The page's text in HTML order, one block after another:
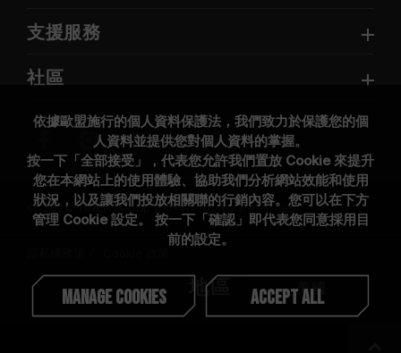
支援服務
社區
© 2026 Team Group Inc. All Rights Reserved.
地區 美國
依據歐盟施行的個人資料保護法，我們致力於保護您的個
人資料並提供您對個人資料的掌握。
按一下「全部接受」，代表您允許我們置放 Cookie 來提升
您在本網站上的使用體驗、協助我們分析網站效能和使用
狀況，以及讓我們投放相關聯的行銷內容。您可以在下方
管理 Cookie 設定。 按一下「確認」即代表您同意採用目
前的設定。
Manage Cookies Accept All